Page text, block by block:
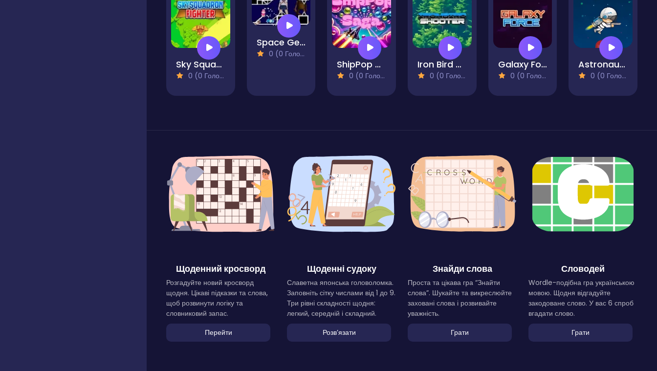
Sky Squadron Fighter
0 (0 Голосів)
Space Geometry Dash Waves
0 (0 Голосів)
ShipPop Saga
0 (0 Голосів)
Iron Bird Shooter
0 (0 Голосів)
Galaxy Force
0 (0 Голосів)
Astronaut Destroyer
0 (0 Голосів)
Щоденний кросворд
Розгадуйте новий кросворд
щодня. Цікаві підказки та слова,
щоб розвинути логіку та
словниковий запас.
Перейти
Щоденні судоку
Славетна японська головоломка.
Заповніть сітку числами від 1 до 9.
Три рівні складності щодня:
легкий, середній і складний.
Розвʼязати
Знайди слова
Проста та цікава гра “Знайти
слова”. Шукайте та викреслюйте
заховані слова і розвивайте
уважність.
Грати
Словодей
Wordle-подібна гра українською
мовою. Щодня відгадуйте
закодоване слово. У вас 6 спроб
вгадати слово.
Грати